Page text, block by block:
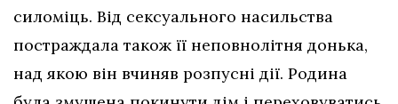
силоміць. Від сексуального насильства
постраждала також її неповнолітня донька,
над якою він вчиняв розпусні дії. Родина